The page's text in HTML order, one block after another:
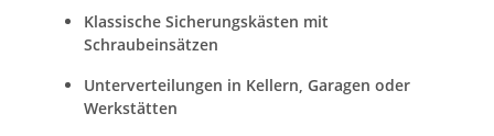
Klassische Sicherungskästen mit
Schraubeinsätzen
Unterverteilungen in Kellern, Garagen oder
Werkstätten